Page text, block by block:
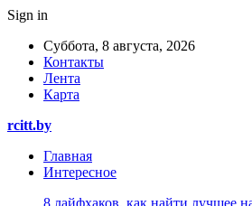
Sign in
Суббота, 8 августа, 2026
Контакты
Лента
Карта
rcitt.by
Главная
Интересное
8 лайфхаков, как найти лучшее